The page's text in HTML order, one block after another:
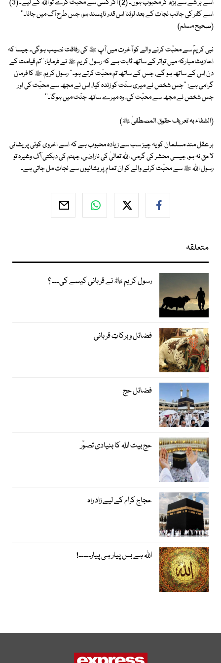
اُسے ہر شے سے بڑھ کر محبوب ہوں۔ (2) اگر کسی سے محبّت کرے تو اﷲ کے لیے۔ (3)
اسے کفر کی جانب نجات کے بعد لوٹنا اس قدر ناپسند ہو، جس طرح آگ میں جانا۔''
(صحیح مسلم)
نبی کریمؐ سے محبّت کرنے والے کو آخرت میں آپ ﷺ کی رفاقت نصیب ہوگی۔ جیسا کہ
احادیث مبارکہ میں تواتر کے ساتھ ثابت ہے کہ رسول کریم ﷺ نے فرمایا: ''تم قیامت کے
دن اس کے ساتھ ہو گے، جس کے ساتھ تم محبّت کرتے ہو۔'' رسول کریم ﷺ کا فرمان
گرامی ہے: ''جس شخص نے میری سنّت کو زندہ کیا، اس نے مجھ سے محبّت کی اور
جس شخص نے مجھ سے محبّت کی، وہ میرے ساتھ جنّت میں ہوگا۔''
(الشفاء بہ تعریف حقوق المصطفیٰ ﷺ)
ہر عقل مند مسلمان کو یہ چیز سب سے زیادہ محبوب ہے کہ اسے اخروی کوئی پریشانی
لاحق نہ ہو، جیسی محشر کی گرمی، اﷲ تعالیٰ کی ناراضی، جہنم کی دہکتی آگ وغیرہ تو
رسول اﷲ ﷺ سے محبّت کرنے والے کو ان تمام پریشانیوں سے نجات مل جاتی ہے۔
متعلقہ
رسول کریم ﷺ نے قربانی کیسے کی۔۔۔ ؟
فضائل و برکاتِ قربانی
فضائل حج
حج بیت اﷲ کا بنیادی تصوّر
حجاج کرام کے لیے زاد راہ
اﷲ ہے بس پیار ہی پیار۔۔۔۔۔!